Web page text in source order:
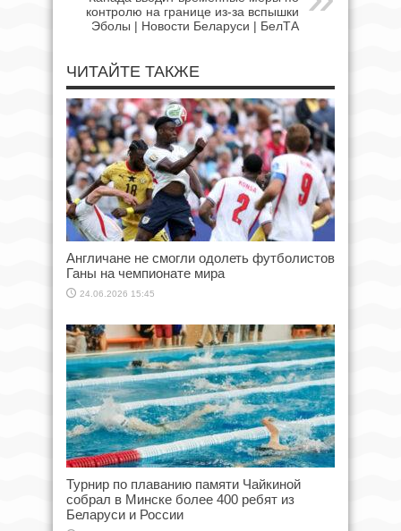
контролю на границе из-за вспышки
Эболы | Новости Беларуси | БелТА
ЧИТАЙТЕ ТАКЖЕ
Англичане не смогли одолеть футболистов
Ганы на чемпионате мира
24.06.2026 15:45
Турнир по плаванию памяти Чайкиной
собрал в Минске более 400 ребят из
Беларуси и России